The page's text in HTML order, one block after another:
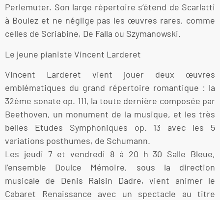
Perlemuter. Son large répertoire s’étend de Scarlatti
à Boulez et ne néglige pas les œuvres rares, comme
celles de Scriabine, De Falla ou Szymanowski.
Le jeune pianiste Vincent Larderet
Vincent Larderet vient jouer deux œuvres
emblématiques du grand répertoire romantique : la
32ème sonate op. 111, la toute dernière composée par
Beethoven, un monument de la musique, et les très
belles Etudes Symphoniques op. 13 avec les 5
variations posthumes, de Schumann.
Les jeudi 7 et vendredi 8 à 20 h 30 Salle Bleue,
l’ensemble Doulce Mémoire, sous la direction
musicale de Denis Raisin Dadre, vient animer le
Cabaret Renaissance avec un spectacle au titre